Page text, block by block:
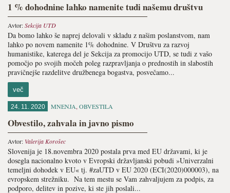
1 % dohodnine lahko namenite tudi našemu društvu
Avtor:Sekcija UTD
Da bomo lahko še naprej delovali v skladu z našim poslanstvom, nam
lahko po novem namenite 1% dohodnine. V Društvu za razvoj
humanistike, katerega del je Sekcija za promocijo UTD, se tudi z vašo
pomočjo po svojih močeh poleg razpravljanja o prednostih in slabostih
pravičnejše razdelitve družbenega bogastva, posvečamo...
več
24. 11. 2020 MNENJA, OBVESTILA
Obvestilo, zahvala in javno pismo
Avtor: Valerija Korošec
Slovenija je 18.novembra 2020 postala prva med EU državami, ki je
dosegla nacionalno kvoto v Evropski državljanski pobudi »Univerzalni
temeljni dohodek v EU« tj. #zaUTD v EU 2020 (ECI(2020)000003), na
evropskem strežniku. Na tem mestu se Vam zahvaljujem za podpis, za
podporo, delitev in pozive, ki ste jih poslali...